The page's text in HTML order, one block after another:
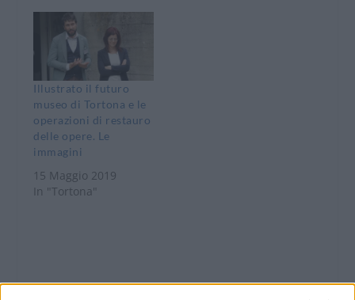
Illustrato il futuro
museo di Tortona e le
operazioni di restauro
delle opere. Le
immagini
15 Maggio 2019
In "Tortona"